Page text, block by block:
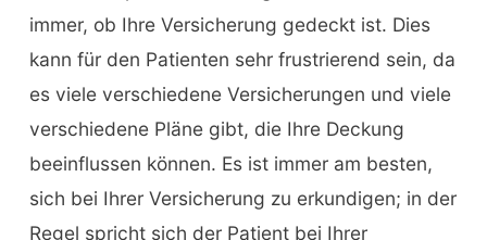
immer, ob Ihre Versicherung gedeckt ist. Dies
kann für den Patienten sehr frustrierend sein, da
es viele verschiedene Versicherungen und viele
verschiedene Pläne gibt, die Ihre Deckung
beeinflussen können. Es ist immer am besten,
sich bei Ihrer Versicherung zu erkundigen; in der
Regel spricht sich der Patient bei Ihrer